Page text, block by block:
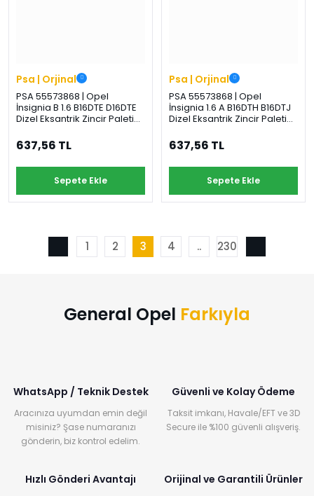
Psa | Orjinal
PSA 55573868 | Opel
İnsignia B 1.6 B16DTE D16DTE
Dizel Eksantrik Zincir Paleti
637,56 TL
Sepete Ekle
Psa | Orjinal
PSA 55573868 | Opel
İnsignia 1.6 A B16DTH B16DTJ
Dizel Eksantrik Zincir Paleti
637,56 TL
Sepete Ekle
1 2 3 4 .. 230
General Opel Farkıyla
WhatsApp / Teknik Destek
Aracınıza uyumdan emin değil
misiniz? Şase numaranızı
gönderin, biz kontrol edelim.
Güvenli ve Kolay Ödeme
Taksit imkanı, Havale/EFT ve 3D
Secure ile %100 güvenli alışveriş.
Hızlı Gönderi Avantajı Orijinal ve Garantili Ürünler